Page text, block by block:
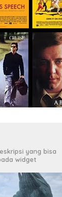
yang bisa
widget